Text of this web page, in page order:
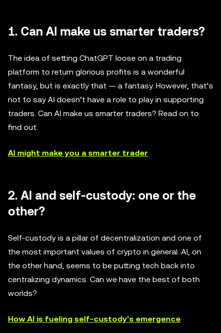
1. Can AI make us smarter traders?
The idea of setting ChatGPT loose on a trading
platform to return glorious profits is a wonderful
fantasy, but is exactly that — a fantasy. However, that’s
not to say AI doesn’t have a role to play in supporting
traders. Can AI make us smarter traders? Read on to
find out.
AI might make you a smarter trader
2. AI and self-custody: one or the
other?
Self-custody is a pillar of decentralization and one of
the most important values of crypto in general. AI, on
the other hand, seems to be putting tech back into
centralizing dynamics. Can we have the best of both
worlds?
How AI is fueling self-custody’s emergence